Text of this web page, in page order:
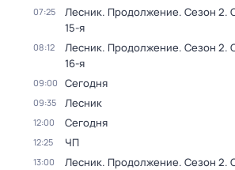
07:25 Лесник. Продолжение. Сезон 2.
15-я
08:12 Лесник. Продолжение. Сезон 2.
16-я
09:00 Сегодня
09:35 Лесник
12:00 Сегодня
12:25 ЧП
13:00 Лесник. Продолжение. Сезон 2.